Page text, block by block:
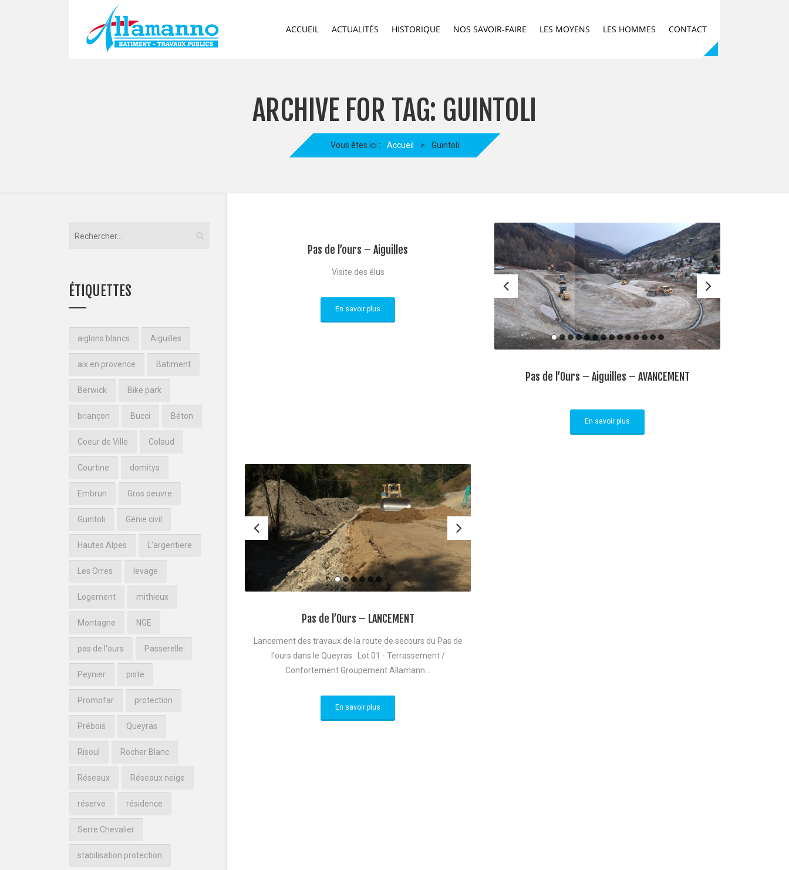
ACCUEIL ACTUALITÉS HISTORIQUE NOS SAVOIR-FAIRE LES MOYENS LES HOMMES CONTACT
ARCHIVE FOR TAG: GUINTOLI
Vous êtes ici : Accueil > Guintoli
Pas de l’ours – Aiguilles
Visite des élus
En savoir plus
Pas de l’Ours – Aiguilles – AVANCEMENT
En savoir plus
Pas de l’Ours – LANCEMENT
Lancement des travaux de la route de secours du Pas de
l'ours dans le Queyras Lot 01 - Terrassement /
Confortement Groupement Allamann...
En savoir plus
ÉTIQUETTES
aiglons blancs Aiguilles
aix en provence Batiment
Berwick Bike park
briançon Bucci Béton
Coeur de Ville Colaud
Courtine domitys
Embrun Gros oeuvre
Guintoli Génie civil
Hautes Alpes L'argentiere
Les Orres levage
Logement mithieux
Montagne NGE
pas de l'ours Passerelle
Peynier piste
Promofar protection
Prébois Queyras
Risoul Rocher Blanc
Réseaux Réseaux neige
réserve résidence
Serre Chevalier
stabilisation protection